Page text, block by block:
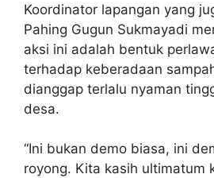
Koordinator lapangan yang
Pahing Gugun Sukmayadi
aksi ini adalah bentuk
terhadap keberadaan
dianggap terlalu nyaman
desa.
“Ini bukan demo biasa, ini
royong. Kita kasih ultimatum